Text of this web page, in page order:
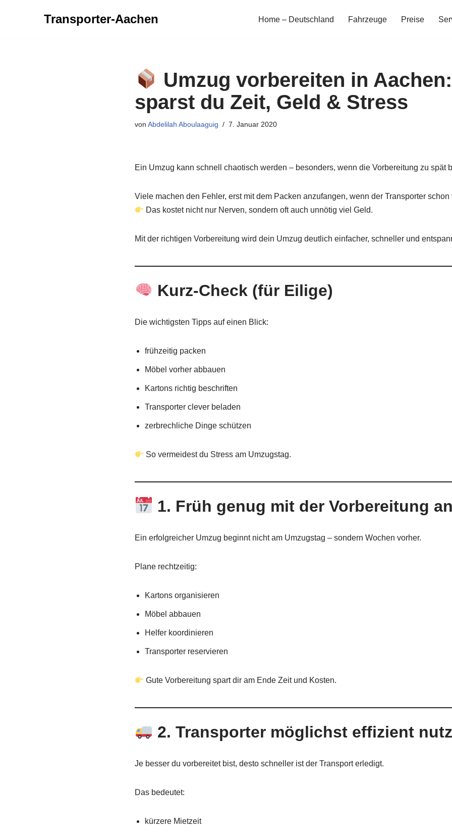
Transporter-Aachen Home – Deutschland Fahrzeuge Preise
Umzug vorbereiten in
sparst du Zeit, Geld & Stress
von Abdelilah Aboulaaguig 7. Januar 2020
Ein Umzug kann schnell chaotisch werden – besonders, wenn die Vorbereitung zu spät
Viele machen den Fehler, erst mit dem Packen anzufangen, wenn der Transporter schon
Das kostet nicht nur Nerven, sondern oft auch unnötig viel Geld.
Mit der richtigen Vorbereitung wird dein Umzug deutlich einfacher, schneller und
Kurz-Check (für Eilige)
Die wichtigsten Tipps auf einen Blick:
frühzeitig packen
Möbel vorher abbauen
Kartons richtig beschriften
Transporter clever beladen
zerbrechliche Dinge schützen
So vermeidest du Stress am Umzugstag.
1. Früh genug mit der Vorbereitung
Ein erfolgreicher Umzug beginnt nicht am Umzugstag – sondern Wochen vorher.
Plane rechtzeitig:
Kartons organisieren
Möbel abbauen
Helfer koordinieren
Transporter reservieren
Gute Vorbereitung spart dir am Ende Zeit und Kosten.
2. Transporter möglichst effizient
Je besser du vorbereitet bist, desto schneller ist der Transport erledigt.
Das bedeutet:
kürzere Mietzeit